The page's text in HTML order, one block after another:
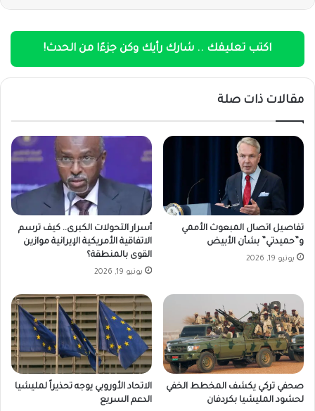
اكتب تعليقك .. شارك رأيك وكن جزءًا من الحدث!
مقالات ذات صلة
تفاصيل اتصال المبعوث الأممي
و”حميدتي” بشأن الأبيض
يونيو 19, 2026
أسرار التحولات الكبرى.. كيف ترسم
الاتفاقية الأمريكية الإيرانية موازين
القوى بالمنطقة؟
يونيو 19, 2026
صحفي تركي يكشف المخطط الخفي
لحشود المليشيا بكردفان
الاتحاد الأوروبي يوجه تحذيراً لمليشيا
الدعم السريع